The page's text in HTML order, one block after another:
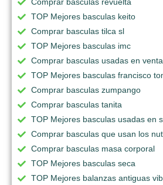
Comprar basculas revuelta
TOP Mejores basculas keito
Comprar basculas tilca sl
TOP Mejores basculas imc
Comprar basculas usadas en
TOP Mejores basculas francisco
Comprar basculas zumpango
Comprar basculas tanita
TOP Mejores basculas usadas en
Comprar basculas que usan los
Comprar basculas masa corporal
TOP Mejores basculas seca
TOP Mejores balanzas antiguas